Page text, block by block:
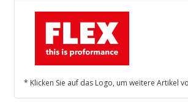
* Klicken Sie auf das Logo, um weitere Artikel